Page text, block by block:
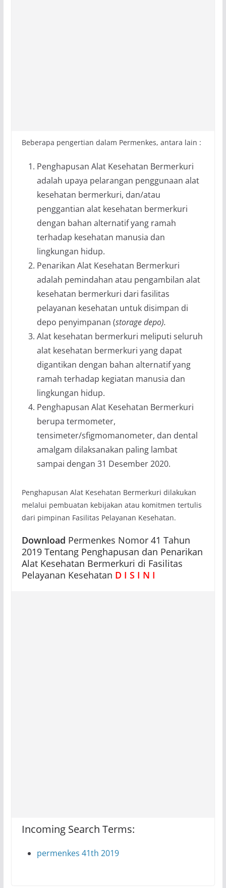
Beberapa pengertian dalam Permenkes, antara lain :
Penghapusan Alat Kesehatan Bermerkuri
adalah upaya pelarangan penggunaan alat
kesehatan bermerkuri, dan/atau
penggantian alat kesehatan bermerkuri
dengan bahan alternatif yang ramah
terhadap kesehatan manusia dan
lingkungan hidup.
Penarikan Alat Kesehatan Bermerkuri
adalah pemindahan atau pengambilan alat
kesehatan bermerkuri dari fasilitas
pelayanan kesehatan untuk disimpan di
depo penyimpanan (storage depo).
Alat kesehatan bermerkuri meliputi seluruh
alat kesehatan bermerkuri yang dapat
digantikan dengan bahan alternatif yang
ramah terhadap kegiatan manusia dan
lingkungan hidup.
Penghapusan Alat Kesehatan Bermerkuri
berupa termometer,
tensimeter/sfigmomanometer, dan dental
amalgam dilaksanakan paling lambat
sampai dengan 31 Desember 2020.
Penghapusan Alat Kesehatan Bermerkuri dilakukan
melalui pembuatan kebijakan atau komitmen tertulis
dari pimpinan Fasilitas Pelayanan Kesehatan.
Download Permenkes Nomor 41 Tahun
2019 Tentang Penghapusan dan Penarikan
Alat Kesehatan Bermerkuri di Fasilitas
Pelayanan Kesehatan D I S I N I
Incoming Search Terms:
permenkes 41th 2019